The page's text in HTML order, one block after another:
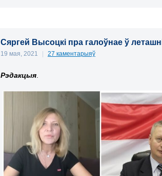
Сяргей Высоцкі пра галоўнае ў
19 мая, 2021 27 каментарыяў
Рэдакцыя.